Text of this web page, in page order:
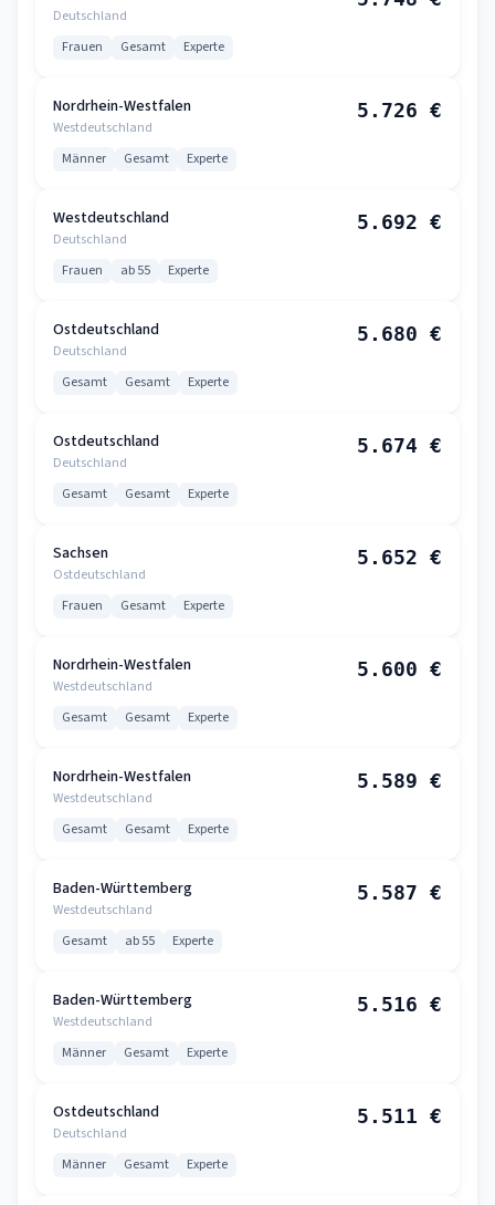
Deutschland
Frauen Gesamt Experte
Nordrhein-Westfalen
Westdeutschland
5.726 €
Männer Gesamt Experte
Westdeutschland
Deutschland
5.692 €
Frauen ab 55 Experte
Ostdeutschland
Deutschland
5.680 €
Gesamt Gesamt Experte
Ostdeutschland
Deutschland
5.674 €
Gesamt Gesamt Experte
Sachsen
Ostdeutschland
5.652 €
Frauen Gesamt Experte
Nordrhein-Westfalen
Westdeutschland
5.600 €
Gesamt Gesamt Experte
Nordrhein-Westfalen
Westdeutschland
5.589 €
Gesamt Gesamt Experte
Baden-Württemberg
Westdeutschland
5.587 €
Gesamt ab 55 Experte
Baden-Württemberg
Westdeutschland
5.516 €
Männer Gesamt Experte
Ostdeutschland
Deutschland
5.511 €
Männer Gesamt Experte